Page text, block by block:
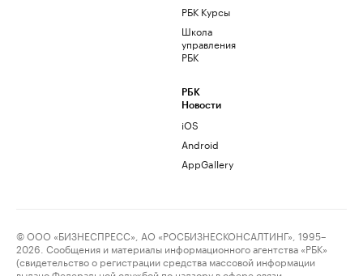
РБК Курсы
Школа
управления
РБК
РБК
Новости
iOS
Android
AppGallery
© ООО «БИЗНЕСПРЕСС», АО «РОСБИЗНЕСКОНСАЛТИНГ», 1995–
2026. Сообщения и материалы информационного агентства «РБК»
(свидетельство о регистрации средства массовой информации